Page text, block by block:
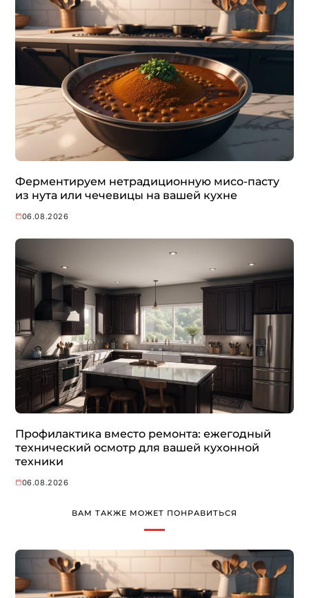
Ферментируем нетрадиционную мисо-пасту
из нута или чечевицы на вашей кухне
06.08.2026
Профилактика вместо ремонта: ежегодный
технический осмотр для вашей кухонной
техники
06.08.2026
ВАМ ТАКЖЕ МОЖЕТ ПОНРАВИТЬСЯ